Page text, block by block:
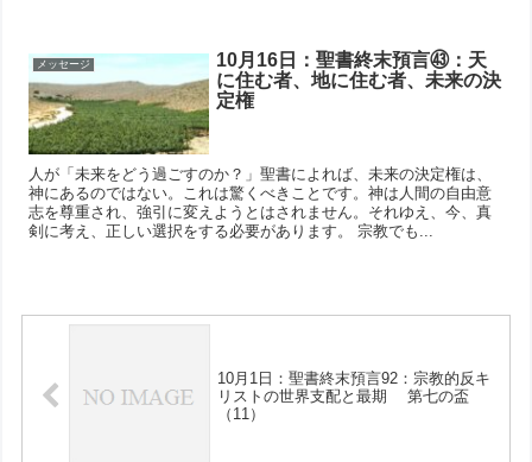
メッセージ
10月16日：聖書終末預言㊸：天
に住む者、地に住む者、未来の決
定権
人が「未来をどう過ごすのか？」聖書によれば、未来の決定権は、
神にあるのではない。これは驚くべきことです。神は人間の自由意
志を尊重され、強引に変えようとはされません。それゆえ、今、真
剣に考え、正しい選択をする必要があります。 宗教でも...
10月1日：聖書終末預言92：宗教的反キ
リストの世界支配と最期 第七の盃
（11）